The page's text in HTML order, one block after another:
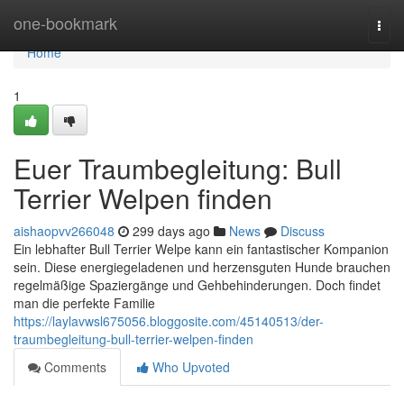
one-bookmark
Home
Home
1
Euer Traumbegleitung: Bull
Terrier Welpen finden
aishaopvv266048 299 days ago News
Discuss
Ein lebhafter Bull Terrier Welpe kann ein fantastischer Kompanion
sein. Diese energiegeladenen und herzensguten Hunde brauchen
regelmäßige Spaziergänge und Gehbehinderungen. Doch findet
man die perfekte Familie
https://laylavwsl675056.bloggosite.com/45140513/der-
traumbegleitung-bull-terrier-welpen-finden
Comments
Who Upvoted